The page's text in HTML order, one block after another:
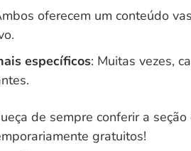
oferecem um conteúdo
específicos: Muitas vezes,
de sempre conferir a
gratuitos!